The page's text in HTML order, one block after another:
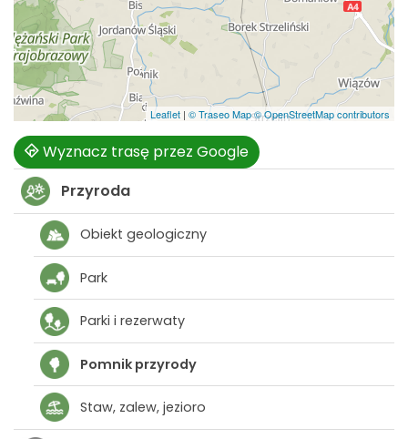
Leaflet | © Traseo Map© OpenStreetMap contributors
Wyznacz trasę przez Google
Przyroda
Obiekt geologiczny
Park
Parki i rezerwaty
Pomnik przyrody
Staw, zalew, jezioro